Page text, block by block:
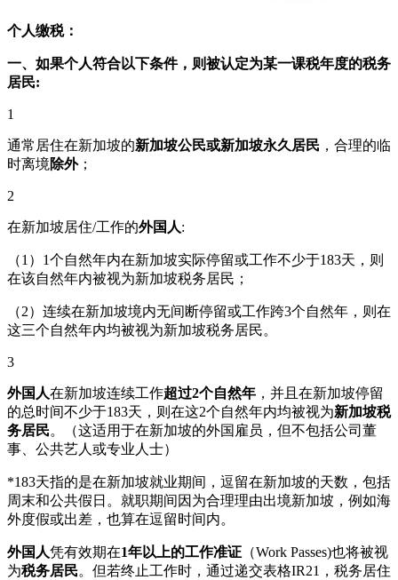
个人缴税：
一、如果个人符合以下条件，则被认定为某一课税年度的税务
居民:
1
通常居住在新加坡的新加坡公民或新加坡永久居民 ，合理的临
时离境除外；
2
在新加坡居住/工作的外国人:
（1）1个自然年内在新加坡实际停留或工作不少于183天，则
在该自然年内被视为新加坡税务居民；
（2）连续在新加坡境内无间断停留或工作跨3个自然年，则在
这三个自然年内均被视为新加坡税务居民。
3
外国人在新加坡连续工作超过2个自然年 ，并且在新加坡停留
的总时间不少于183天，则在这2个自然年内均被视为新加坡税
务居民。（这适用于在新加坡的外国雇员，但不包括公司董
事、公共艺人或专业人士）
*183天指的是在新加坡就业期间，逗留在新加坡的天数，包括
周末和公共假日。就职期间因为合理理由出境新加坡，例如海
外度假或出差，也算在逗留时间内。
外国人凭有效期在1年以上的工作准证 （Work Passes)也将被视
为税务居民。但若终止工作时，通过递交表格IR21，税务居住